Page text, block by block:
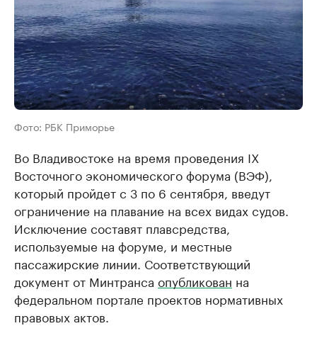
Фото: РБК Приморье
Во Владивостоке на время проведения IX
Восточного экономического форума (ВЭФ),
который пройдет с 3 по 6 сентября, введут
ограничение на плавание на всех видах судов.
Исключение составят плавсредства,
используемые на форуме, и местные
пассажирские линии. Соответствующий
документ от Минтранса опубликован на
федеральном портале проектов нормативных
правовых актов.